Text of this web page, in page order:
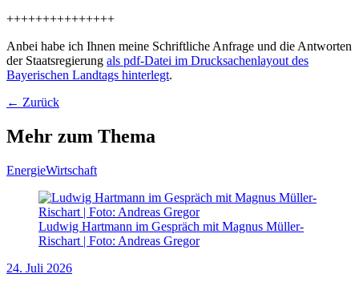
+++++++++++++++
Anbei habe ich Ihnen meine Schriftliche Anfrage und die Antworten
der Staatsregierung als pdf-Datei im Drucksachenlayout des
Bayerischen Landtags hinterlegt.
← Zurück
Mehr zum Thema
EnergieWirtschaft
Ludwig Hartmann im Gespräch mit Magnus Müller-
Rischart | Foto: Andreas Gregor
24. Juli 2026